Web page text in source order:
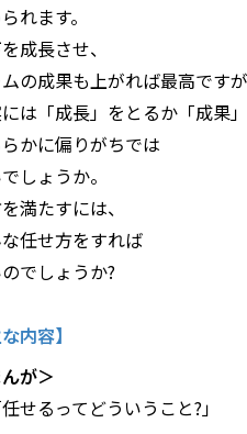
れます。
成長させ、
の成果も上がれば最高ですが
は「成長」をとるか「成果
かに偏りがちでは
しょうか。
満たすには、
任せ方をすれば
でしょうか?
な内容】
が＞
任せるってどういうこと?」